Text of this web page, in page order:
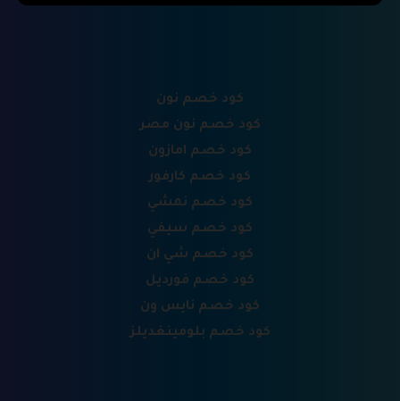
كود خصم نون
كود خصم نون مصر
كود خصم امازون
كود خصم كارفور
كود خصم نمشي
كود خصم سيفي
كود خصم شي ان
كود خصم فورديل
كود خصم نايس ون
كود خصم بلومينغديلز